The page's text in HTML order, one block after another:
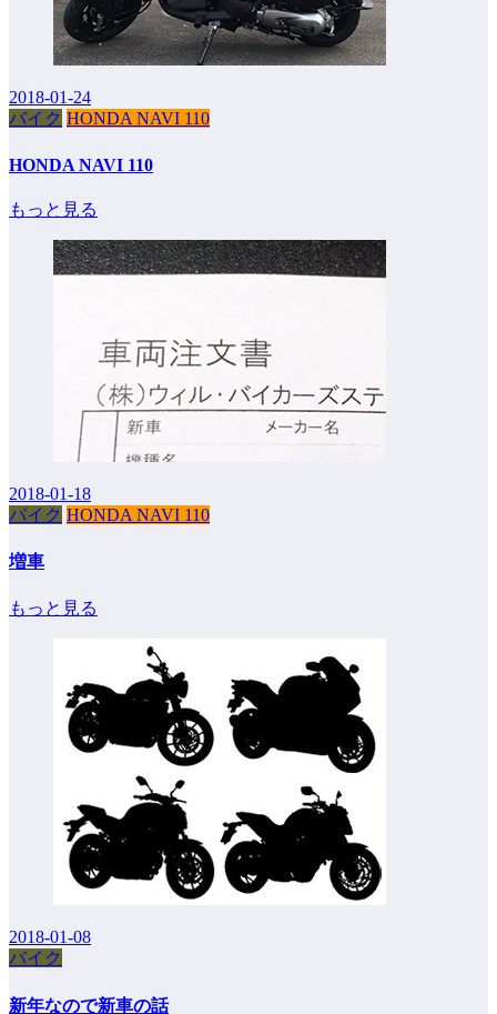
2018-01-24
バイク HONDA NAVI 110
HONDA NAVI 110
もっと見る
2018-01-18
バイク HONDA NAVI 110
増車
もっと見る
2018-01-08
バイク
新年なので新車の話